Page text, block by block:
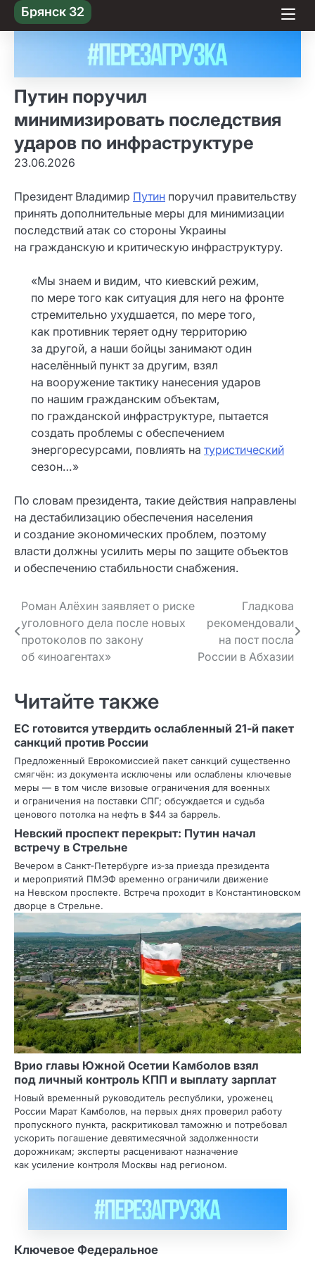
Skip
to content
Брянск 32
Путин поручил
минимизировать последствия
ударов по инфраструктуре
23.06.2026
Президент Владимир Путин поручил правительству
принять дополнительные меры для минимизации
последствий атак со стороны Украины
на гражданскую и критическую инфраструктуру.
«Мы знаем и видим, что киевский режим,
по мере того как ситуация для него на фронте
стремительно ухудшается, по мере того,
как противник теряет одну территорию
за другой, а наши бойцы занимают один
населённый пункт за другим, взял
на вооружение тактику нанесения ударов
по нашим гражданским объектам,
по гражданской инфраструктуре, пытается
создать проблемы с обеспечением
энергоресурсами, повлиять на туристический
сезон…»
По словам президента, такие действия направлены
на дестабилизацию обеспечения населения
и создание экономических проблем, поэтому
власти должны усилить меры по защите объектов
и обеспечению стабильности снабжения.
Навигация
по записям
Роман Алёхин заявляет о риске
уголовного дела после новых
протоколов по закону
об «иноагентах»
Гладкова
рекомендовали
на пост посла
России в Абхазии
Читайте также
ЕС готовится утвердить ослабленный 21‑й пакет
санкций против России
Предложенный Еврокомиссией пакет санкций существенно
смягчён: из документа исключены или ослаблены ключевые
меры — в том числе визовые ограничения для военных
и ограничения на поставки СПГ; обсуждается и судьба
ценового потолка на нефть в $44 за баррель.
Невский проспект перекрыт: Путин начал
встречу в Стрельне
Вечером в Санкт‑Петербурге из‑за приезда президента
и мероприятий ПМЭФ временно ограничили движение
на Невском проспекте. Встреча проходит в Константиновском
дворце в Стрельне.
Врио главы Южной Осетии Камболов взял
под личный контроль КПП и выплату зарплат
Новый временный руководитель республики, уроженец
России Марат Камболов, на первых днях проверил работу
пропускного пункта, раскритиковал таможню и потребовал
ускорить погашение девятимесячной задолженности
дорожникам; эксперты расценивают назначение
как усиление контроля Москвы над регионом.
Ключевое Федеральное